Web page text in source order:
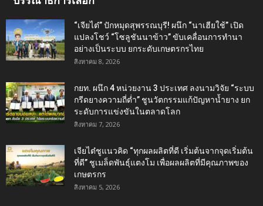
“เจียไต๋” ปักหมุดสุพรรณบุรี! ผนึก “นาเฮียใช้” เปิด
แปลงโชว์ “โซลูชันนาข้าว” ขับเคลื่อนการทำนา
อย่างเป็นระบบ ยกระดับเกษตรกรไทย
สิงหาคม 8, 2026
กยท. ผนึก 4 หน่วยงาน 3 ประเทศ ลงนามวิจัย “ระบบ
กรีดยางความถี่ต่ำ” ชูนวัตกรรมแก้ปัญหาน้ำยาง ยก
ระดับการแข่งขันในตลาดโลก
สิงหาคม 7, 2026
เจียไต๋ชูแนวคิด “ทุกผลผลิตที่ดี เริ่มต้นจากจุดเริ่มต้น
ที่ดี” ชูเมล็ดพันธุ์แตงโม เพื่อผลผลิตที่มีคุณภาพของ
เกษตรกร
สิงหาคม 5, 2026